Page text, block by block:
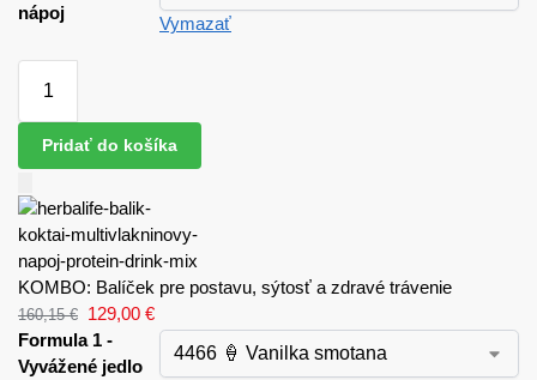
nápoj
Vymazať
Pridať do košíka
KOMBO: Balíček pre postavu, sýtosť a zdravé trávenie
160,15€ 129,00 €
Formula 1 -
Vyvážené jedlo